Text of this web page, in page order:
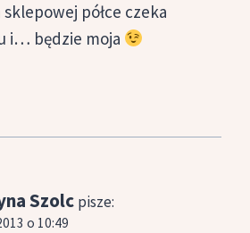
półce czeka
i… będzie moja
Szolc pisze:
o 10:49